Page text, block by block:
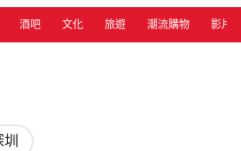
酒吧 文化 旅遊 潮流購物 影片
Jing
圳